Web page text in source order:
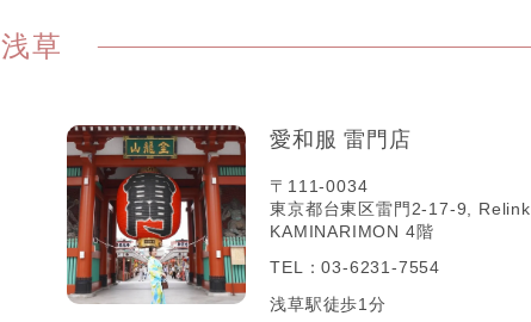
浅草
愛和服 雷門店
〒111-0034
東京都台東区雷門2-17-9, Relink
KAMINARIMON 4階
TEL：03-6231-7554
浅草駅徒歩1分